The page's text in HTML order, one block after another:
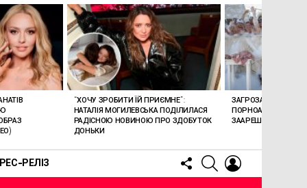
РЕЛІЗ
FOLLOW
US
SEARCH
“ХОЧУ ЗРОБИТИ ЇЙ ПРИЄМНЕ”:
НАТАЛІЯ МОГИЛЕВСЬКА ПОДІЛИЛАСЯ
РАДІСНОЮ НОВИНОЮ ПРО ЗДОБУТОК
ДОНЬКИ
ЗАГРОЗА 15 РОКІВ
ПОРНОАКТОРКА
ЗААРЕШТОВАНА НА